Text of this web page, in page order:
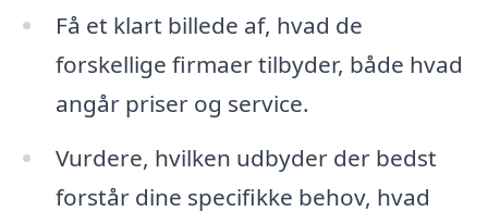
Få et klart billede af, hvad de
forskellige firmaer tilbyder, både hvad
angår priser og service.
Vurdere, hvilken udbyder der bedst
forstår dine specifikke behov, hvad